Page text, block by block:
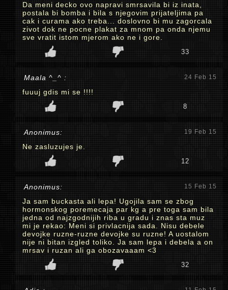
Da meni decko ovo napravi smrsavila bi iz inata,
postala bi bomba i bila s njegovim prijateljima pa
cak i curama ako treba... doslovno bi mu zagorcala
zivot dok ne pocne plakat za mnom pa onda njemu
sve vratit istom mjerom ako ne i gore.
33
Maala ^_^ : 24 Feb 15
fuuuj gdis mi se !!!!
8
Anonimus: 19 Feb 15
Ne zasluzujes je.
12
Anonimus: 15 Feb 15
Ja sam buckasta ali lepa! Ugojila sam se zbog
hormonskog poremecaja par kg a pre toga sam bila
jedna od najzgodnijih riba u gradu i znas sta muz
mi je rekao: Meni si privlacnija sada. Nisu debele
devojke ruzne-ruzne devojke su ruzne! A uostalom
nije ni bitan izgled toliko. Ja sam lepa i debela a on
mrsav i ruzan ali ga obozavaaam <3
32